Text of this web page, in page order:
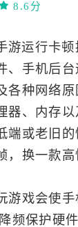
8.6分
运行卡顿
、手机后
各种网络原
器、内存
端或老旧
，换一款
游戏会使
频保护硬